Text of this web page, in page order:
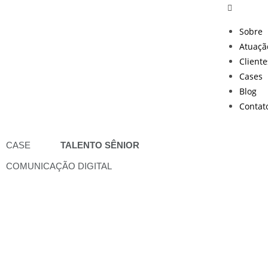
Sobre
Cases
Blog
CASE TALENTO SÊNIOR
COMUNICAÇÃO DIGITAL